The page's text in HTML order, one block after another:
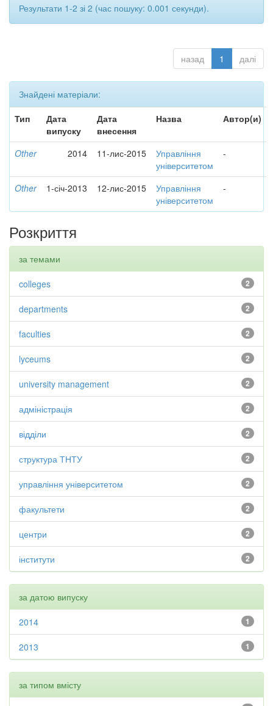
Результати 1-2 зі 2 (час пошуку: 0.001 секунди).
назад 1 далі
Знайдені матеріали:
Тип
Дата
випуску
Дата
внесення
Назва Автор(и)
Other 2014 11-лис-2015
Управління
університетом
-
Other 1-січ-2013 12-лис-2015
Управління
університетом
-
Розкриття
за темами
2
colleges
2
departments
2
faculties
2
lyceums
2
university management
2
адміністрація
2
відділи
2
структура ТНТУ
2
управління університетом
2
факультети
2
центри
2
інститути
за датою випуску
1
2014
1
2013
за типом вмісту